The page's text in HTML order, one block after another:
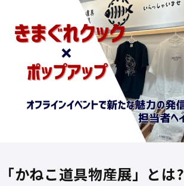
「かねこ道具物産展」とは?